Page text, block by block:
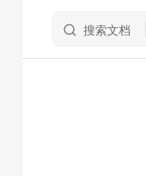
搜索文档